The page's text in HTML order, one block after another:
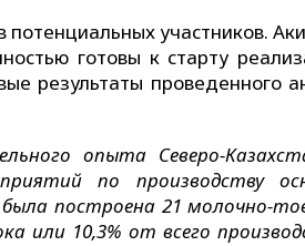
участников.
готовы к старту
результаты проведенного
опыта Северо-
по производству
построена 21 молочно-
или 10,3% от всего